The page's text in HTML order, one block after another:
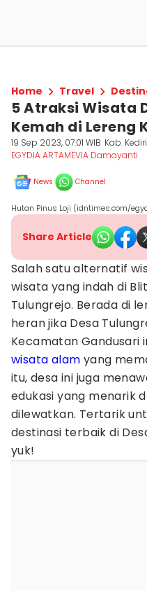
Home Travel
5 Atraksi Wisata
Kemah di Lereng
19 Sep 2023, 07:01 WIB Kab. Kediri
EGYDIA ARTAMEVIA Damayanti
News Channel
Hutan Pinus Loji (idntimes.com/
Share Article
Salah satu alternatif
wisata yang indah di
Tulungrejo. Berada di
heran jika Desa
Kecamatan Gandusari
wisata alam yang
itu, desa ini juga
edukasi yang menarik
dilewatkan. Tertarik
destinasi terbaik di
yuk!